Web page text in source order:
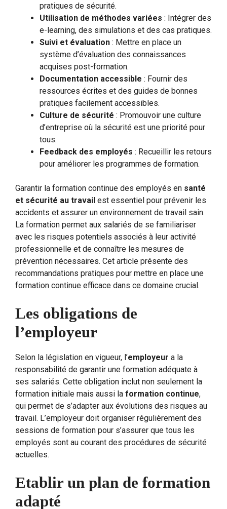
pratiques de sécurité.
Utilisation de méthodes variées : Intégrer des
e-learning, des simulations et des cas pratiques.
Suivi et évaluation : Mettre en place un
système d’évaluation des connaissances
acquises post-formation.
Documentation accessible : Fournir des
ressources écrites et des guides de bonnes
pratiques facilement accessibles.
Culture de sécurité : Promouvoir une culture
d’entreprise où la sécurité est une priorité pour
tous.
Feedback des employés : Recueillir les retours
pour améliorer les programmes de formation.
Garantir la formation continue des employés en santé
et sécurité au travail est essentiel pour prévenir les
accidents et assurer un environnement de travail sain.
La formation permet aux salariés de se familiariser
avec les risques potentiels associés à leur activité
professionnelle et de connaître les mesures de
prévention nécessaires. Cet article présente des
recommandations pratiques pour mettre en place une
formation continue efficace dans ce domaine crucial.
Les obligations de
l’employeur
Selon la législation en vigueur, l’employeur a la
responsabilité de garantir une formation adéquate à
ses salariés. Cette obligation inclut non seulement la
formation initiale mais aussi la formation continue,
qui permet de s’adapter aux évolutions des risques au
travail. L’employeur doit organiser régulièrement des
sessions de formation pour s’assurer que tous les
employés sont au courant des procédures de sécurité
actuelles.
Etablir un plan de formation
adapté